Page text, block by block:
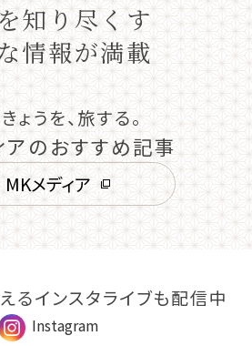
知り尽くす
情報が満載
ょうを、旅する。
アのおすすめ記事
MKメディア
るインスタライブも配信中
Instagram